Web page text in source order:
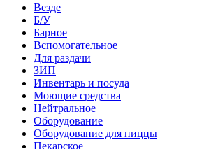
Везде
Б/У
Барное
Вспомогательное
Для раздачи
ЗИП
Инвентарь и посуда
Моющие средства
Нейтральное
Оборудование
Оборудование для пиццы
Пекарское